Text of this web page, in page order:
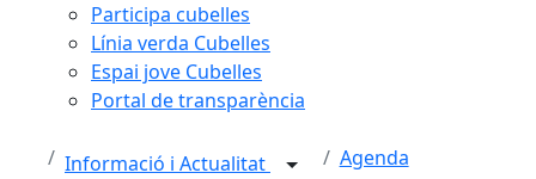
Participa cubelles
Línia verda Cubelles
Espai jove Cubelles
Portal de transparència
Informació i Actualitat Agenda